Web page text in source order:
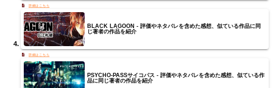
BLACK LAGOON - 評価やネタバレを含めた感想、似ている作品に同
じ著者の作品を紹介
PSYCHO-PASSサイコパス - 評価やネタバレを含めた感想、似ている作
品に同じ著者の作品を紹介